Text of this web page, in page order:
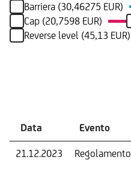
Barriera (30,46275 EUR)
Cap (20,7598 EUR)
Reverse level (45,13 EUR)
Data Evento
21.12.2023 Regolamento